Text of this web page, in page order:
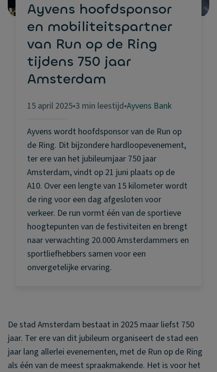
Ayvens hoofdsponsor
en mobiliteitspartner
van Run op de Ring
tijdens 750 jaar
Amsterdam
15 april 2025•3 min leestijd•Ayvens Bank
Ayvens wordt hoofdsponsor van de Run op
de Ring. Dit bijzondere hardloopevenement,
ter ere van het jubileumjaar 750 jaar
Amsterdam, vindt op 21 juni plaats op de
A10. Over een lengte van 15 kilometer wordt
de ring voor een dag afgesloten voor
verkeer. De run vormt één van de sportieve
hoogtepunten van de festiviteiten en brengt
naar verwachting 20.000 Amsterdammers en
sportliefhebbers samen voor een
onvergetelijke ervaring.
De stad Amsterdam bestaat in 2025 maar liefst 750
jaar. Ter ere van dit jubileum organiseert de stad een
jaar lang allerlei evenementen, met de Run op de Ring
als één van de meest spraakmakende. Het is voor het